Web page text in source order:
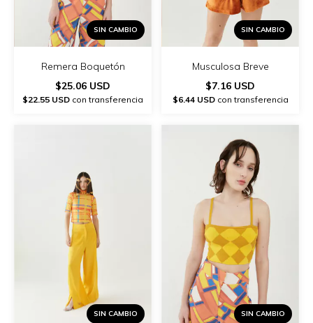
SIN CAMBIO
Remera Boquetón
$25.06 USD
$22.55 USD con transferencia
SIN CAMBIO
Musculosa Breve
$7.16 USD
$6.44 USDcon transferencia
SIN CAMBIO SIN CAMBIO